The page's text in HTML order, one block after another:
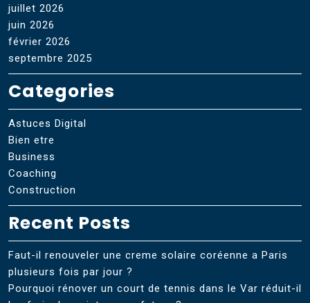
juillet 2026
juin 2026
février 2026
septembre 2025
Categories
Astuces Digital
Bien etre
Business
Coaching
Construction
Recent Posts
Faut-il renouveler une creme solaire coréenne a Paris
plusieurs fois par jour ?
Pourquoi rénover un court de tennis dans le Var réduit-il